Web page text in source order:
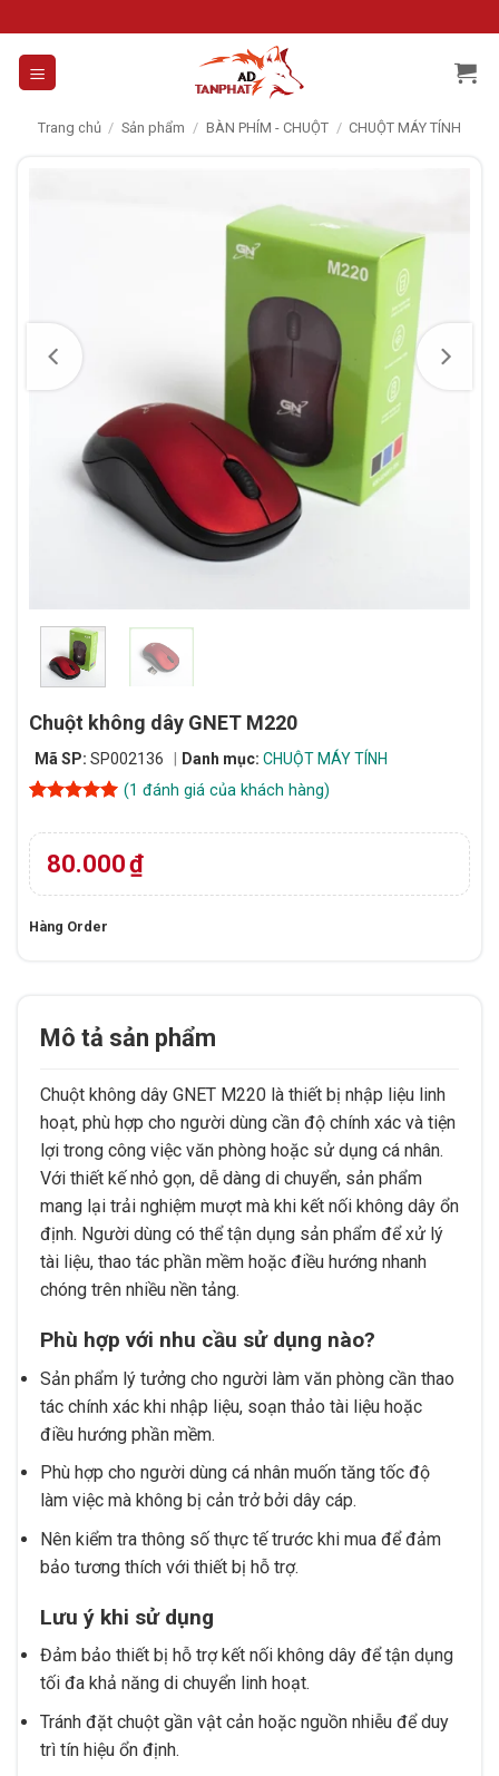
to
content
Trang chủ / Sản phẩm / BÀN PHÍM - CHUỘT / CHUỘT MÁY TÍNH
Chuột không dây GNET M220
Mã SP: SP002136 Danh mục: CHUỘT MÁY TÍNH
dựa trên
đánh giá
(1 đánh giá của khách hàng)
80.000₫
Hàng Order
Mô tả sản phẩm
Chuột không dây GNET M220 là thiết bị nhập liệu linh
hoạt, phù hợp cho người dùng cần độ chính xác và tiện
lợi trong công việc văn phòng hoặc sử dụng cá nhân.
Với thiết kế nhỏ gọn, dễ dàng di chuyển, sản phẩm
mang lại trải nghiệm mượt mà khi kết nối không dây ổn
định. Người dùng có thể tận dụng sản phẩm để xử lý
tài liệu, thao tác phần mềm hoặc điều hướng nhanh
chóng trên nhiều nền tảng.
Phù hợp với nhu cầu sử dụng nào?
Sản phẩm lý tưởng cho người làm văn phòng cần thao
tác chính xác khi nhập liệu, soạn thảo tài liệu hoặc
điều hướng phần mềm.
Phù hợp cho người dùng cá nhân muốn tăng tốc độ
làm việc mà không bị cản trở bởi dây cáp.
Nên kiểm tra thông số thực tế trước khi mua để đảm
bảo tương thích với thiết bị hỗ trợ.
Lưu ý khi sử dụng
Đảm bảo thiết bị hỗ trợ kết nối không dây để tận dụng
tối đa khả năng di chuyển linh hoạt.
Tránh đặt chuột gần vật cản hoặc nguồn nhiễu để duy
trì tín hiệu ổn định.